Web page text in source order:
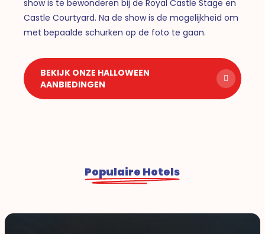
show is te bewonderen bij de Royal Castle Stage en
Castle Courtyard. Na de show is de mogelijkheid om
met bepaalde schurken op de foto te gaan.
BEKIJK ONZE HALLOWEEN
AANBIEDINGEN
Populaire Hotels